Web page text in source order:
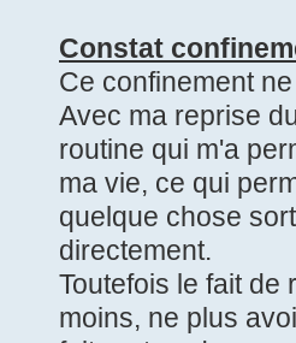
Constat
Ce confinement
Avec ma reprise
routine qui m'a
ma vie, ce qui
quelque chose
directement.
Toutefois le fait de
moins, ne plus